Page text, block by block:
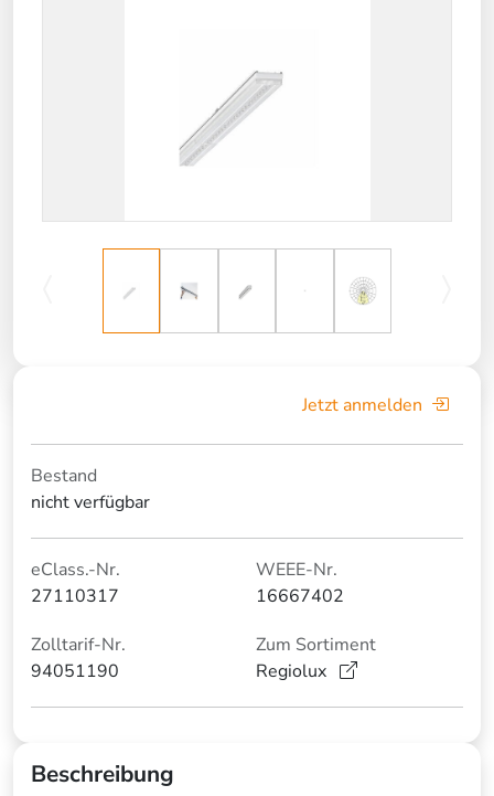
Jetzt anmelden
Bestand
nicht verfügbar
eClass.-Nr.
27110317
WEEE-Nr.
16667402
Zolltarif-Nr.
94051190
Zum Sortiment
Regiolux
Beschreibung